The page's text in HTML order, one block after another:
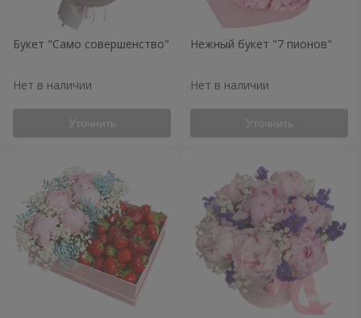
Букет "Само совершенство"
Нет в наличии
Уточнить
Нежный букет "7 пионов"
Нет в наличии
Уточнить